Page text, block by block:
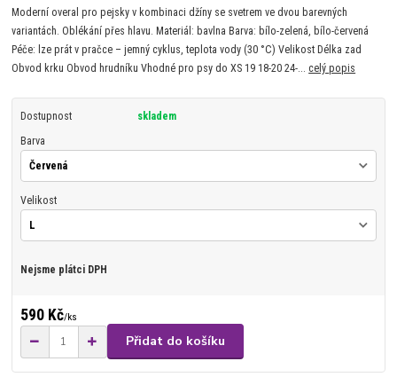
Moderní overal pro pejsky v kombinaci džíny se svetrem ve dvou barevných
variantách. Oblékání přes hlavu. Materiál: bavlna Barva: bílo-zelená, bílo-červená
Péče: lze prát v pračce – jemný cyklus, teplota vody (30 °C) Velikost Délka zad
Obvod krku Obvod hrudníku Vhodné pro psy do XS 19 18-20 24-...celý popis
Dostupnost skladem
Barva
Velikost
Nejsme plátci DPH
590 Kč/ks
Přidat do košíku